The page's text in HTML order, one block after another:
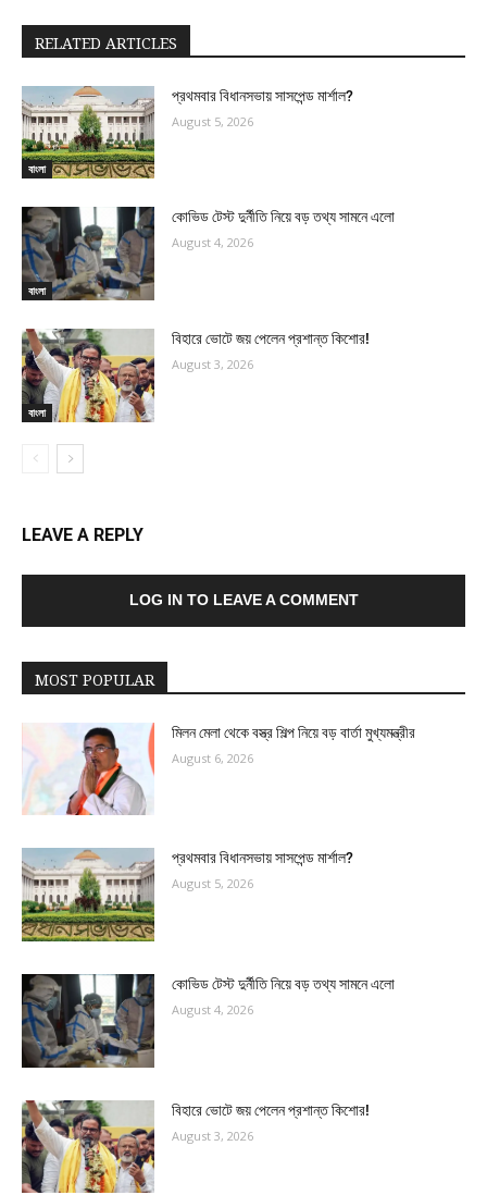
RELATED ARTICLES
বাংলা
প্রথমবার বিধানসভায় সাসপেন্ড মার্শাল?
August 5, 2026
বাংলা
কোভিড টেস্ট দুর্নীতি নিয়ে বড় তথ্য সামনে এলো
August 4, 2026
বাংলা
বিহারে ভোটে জয় পেলেন প্রশান্ত কিশোর!
August 3, 2026
LEAVE A REPLY
LOG IN TO LEAVE A COMMENT
MOST POPULAR
মিলন মেলা থেকে বস্ত্র শিল্প নিয়ে বড় বার্তা মুখ্যমন্ত্রীর
August 6, 2026
প্রথমবার বিধানসভায় সাসপেন্ড মার্শাল?
August 5, 2026
কোভিড টেস্ট দুর্নীতি নিয়ে বড় তথ্য সামনে এলো
August 4, 2026
বিহারে ভোটে জয় পেলেন প্রশান্ত কিশোর!
August 3, 2026